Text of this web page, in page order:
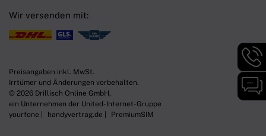
Wir versenden mit:
Preisangaben inkl. MwSt.
Irrtümer und Änderungen vorbehalten.
© 2026 Drillisch Online GmbH,
ein Unternehmen der United-Internet-Gruppe
yourfone
handyvertrag.de PremiumSIM
Chat-